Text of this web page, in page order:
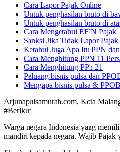
Cara Lapor Pajak Online
Untuk penghasilan bruto di
Untuk penghasilan bruto di
Cara Mengetahui EFIN Pajak
Sanksi Jika Tidak Lapor Pajak
Ketahui Juga Apa Itu PPN dan
Cara Menghitung PPN 11
Cara Menghitung PPh 21
Peluang bisnis pulsa dan
Mengapa bisnis pulsa &
Arjunapulsamurah.com, Kota
#Berikut
Warga negara Indonesia yang
mandiri kepada negara. Wajib